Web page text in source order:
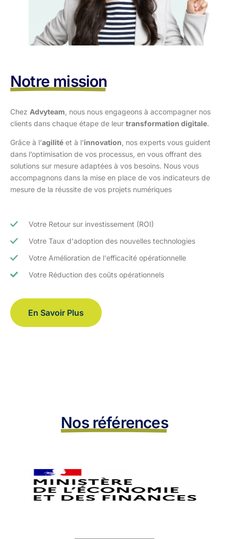
Notre mission
Chez Advyteam , nous nous engageons à accompagner nos
clients dans chaque étape de leur transformation digitale.
Grâce à l’agilité et à l’innovation , nos experts vous guident
dans l’optimisation de vos processus, en vous offrant des
solutions sur mesure adaptées à vos besoins. Nous vous
accompagnons dans la mise en place de vos indicateurs de
mesure de la réussite de vos projets numériques
Votre Retour sur investissement (ROI)
Votre Taux d'adoption des nouvelles technologies
Votre Amélioration de l'efficacité opérationnelle
Votre Réduction des coûts opérationnels
En Savoir Plus
Nos références